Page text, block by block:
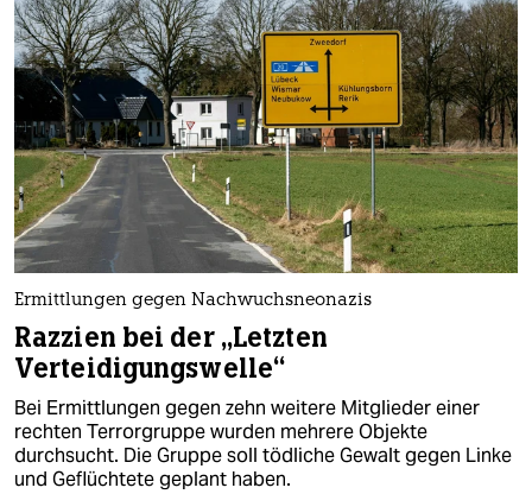
Ermittlungen gegen Nachwuchsneonazis
Razzien bei der „Letzten
Verteidigungswelle“
Bei Ermittlungen gegen zehn weitere Mitglieder einer
rechten Terrorgruppe wurden mehrere Objekte
durchsucht. Die Gruppe soll tödliche Gewalt gegen Linke
und Geflüchtete geplant haben.